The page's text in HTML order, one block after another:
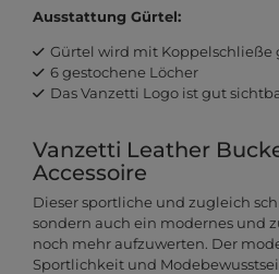
Ausstattung Gürtel:
Gürtel wird mit Koppelschließe
6 gestochene Löcher
Das Vanzetti Logo ist gut
Vanzetti Leather
Accessoire
Dieser sportliche und zugleich
sondern auch ein modernes und
noch mehr aufzuwerten. Der
Sportlichkeit und